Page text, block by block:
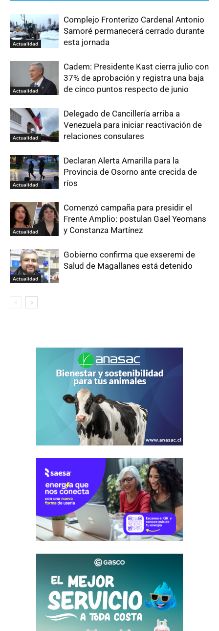
Actualidad
Complejo Fronterizo Cardenal Antonio
Samoré permanecerá cerrado durante
esta jornada
Actualidad
Cadem: Presidente Kast cierra julio con
37% de aprobación y registra una baja
de cinco puntos respecto de junio
Actualidad
Delegado de Cancillería arriba a
Venezuela para iniciar reactivación de
relaciones consulares
Actualidad
Declaran Alerta Amarilla para la
Provincia de Osorno ante crecida de
ríos
Actualidad
Comenzó campaña para presidir el
Frente Amplio: postulan Gael Yeomans
y Constanza Martínez
Actualidad
Gobierno confirma que exseremi de
Salud de Magallanes está detenido